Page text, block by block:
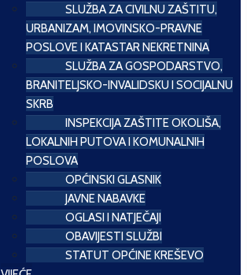
SLUŽBA ZA CIVILNU ZAŠTITU,
URBANIZAM, IMOVINSKO-PRAVNE
POSLOVE I KATASTAR NEKRETNINA
SLUŽBA ZA GOSPODARSTVO,
BRANITELJSKO-INVALIDSKU I SOCIJALNU
SKRB
INSPEKCIJA ZAŠTITE OKOLIŠA,
LOKALNIH PUTOVA I KOMUNALNIH
POSLOVA
OPĆINSKI GLASNIK
JAVNE NABAVKE
OGLASI I NATJEČAJI
OBAVIJESTI SLUŽBI
STATUT OPĆINE KREŠEVO